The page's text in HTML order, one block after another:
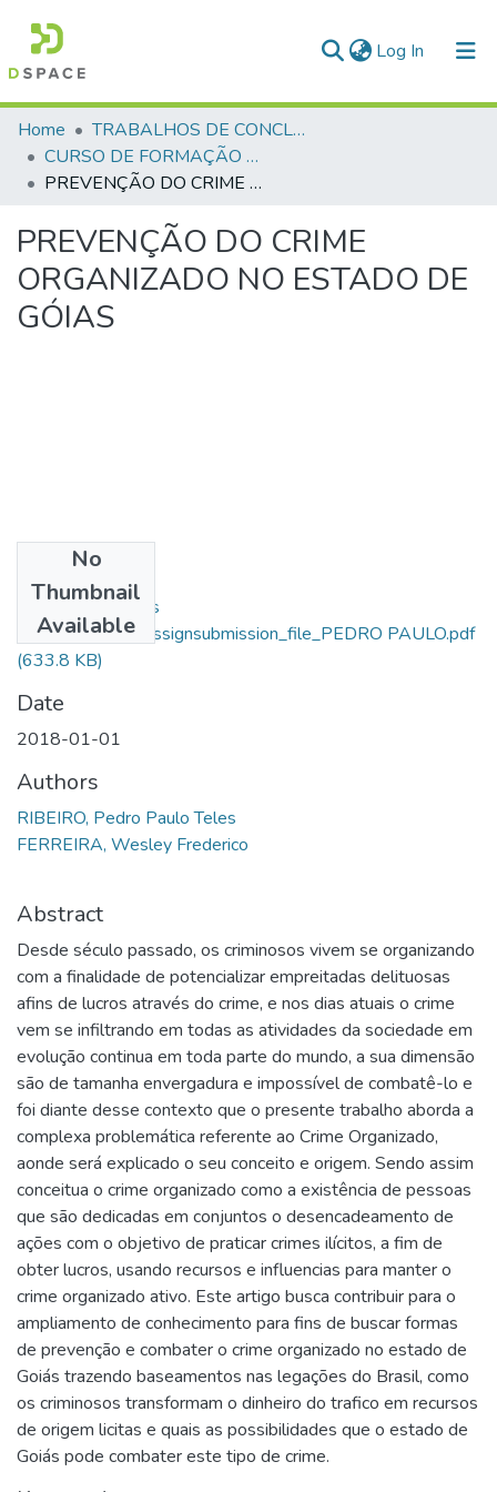
Log In (current)
Communities & Collections
All of DSpace
Home
TRABALHOS DE CONCLUSÃO DE CURSO - CFP (CURSO DE FORMAÇÃO DE PRAÇAS)
CURSO DE FORMAÇÃO DE PRAÇAS - CFP - 2018
PREVENÇÃO DO CRIME ORGANIZADO NO ESTADO DE GÓIAS
PREVENÇÃO DO CRIME
ORGANIZADO NO ESTADO DE
GÓIAS
No
Thumbnail
Available
Pedro Paulo Teles
Ribeiro_14357_assignsubmission_file_PEDRO PAULO.pdf
(633.8 KB)
Date
2018-01-01
Authors
RIBEIRO, Pedro Paulo Teles
FERREIRA, Wesley Frederico
Abstract
Desde século passado, os criminosos vivem se organizando
com a finalidade de potencializar empreitadas delituosas
afins de lucros através do crime, e nos dias atuais o crime
vem se infiltrando em todas as atividades da sociedade em
evolução continua em toda parte do mundo, a sua dimensão
são de tamanha envergadura e impossível de combatê-lo e
foi diante desse contexto que o presente trabalho aborda a
complexa problemática referente ao Crime Organizado,
aonde será explicado o seu conceito e origem. Sendo assim
conceitua o crime organizado como a existência de pessoas
que são dedicadas em conjuntos o desencadeamento de
ações com o objetivo de praticar crimes ilícitos, a fim de
obter lucros, usando recursos e influencias para manter o
crime organizado ativo. Este artigo busca contribuir para o
ampliamento de conhecimento para fins de buscar formas
de prevenção e combater o crime organizado no estado de
Goiás trazendo baseamentos nas legações do Brasil, como
os criminosos transformam o dinheiro do trafico em recursos
de origem licitas e quais as possibilidades que o estado de
Goiás pode combater este tipo de crime.